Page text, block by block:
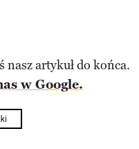
nasz artykuł do końca.
w Google.